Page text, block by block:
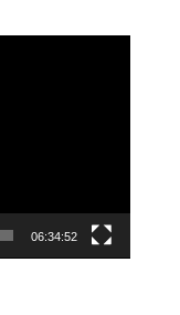
06:34:52